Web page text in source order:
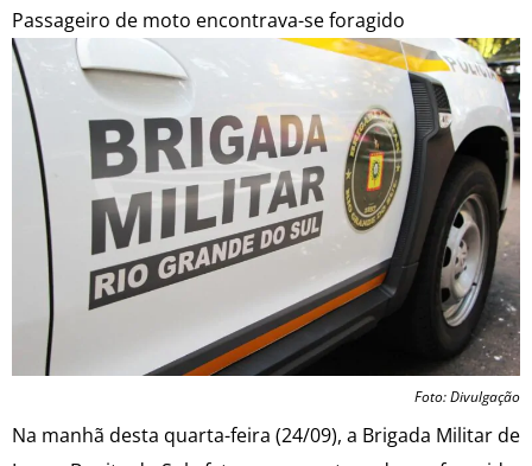
Passageiro de moto encontrava-se foragido
Foto: Divulgação
Na manhã desta quarta-feira (24/09), a Brigada Militar de